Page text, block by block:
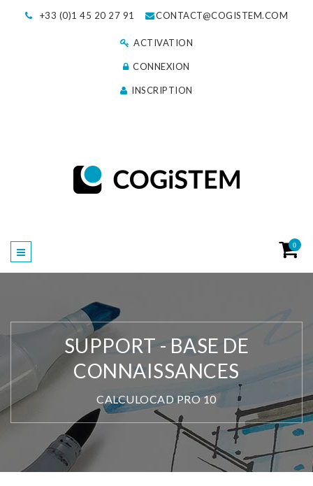
+33 (0)1 45 20 27 91 CONTACT@COGISTEM.COM
ACTIVATION
CONNEXION
INSCRIPTION
0
SUPPORT - BASE DE
CONNAISSANCES
CALCULOCAD PRO 10